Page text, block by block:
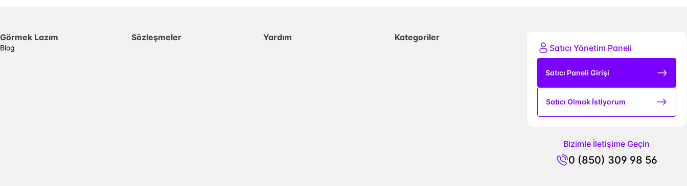
Görmek Lazım
Blog
Sözleşmeler Yardım
Kategoriler
Satıcı Yönetim Paneli
Satıcı Paneli Girişi
Satıcı Olmak İstiyorum
Bizimle İletişime Geçin
0 (850) 309 98 56